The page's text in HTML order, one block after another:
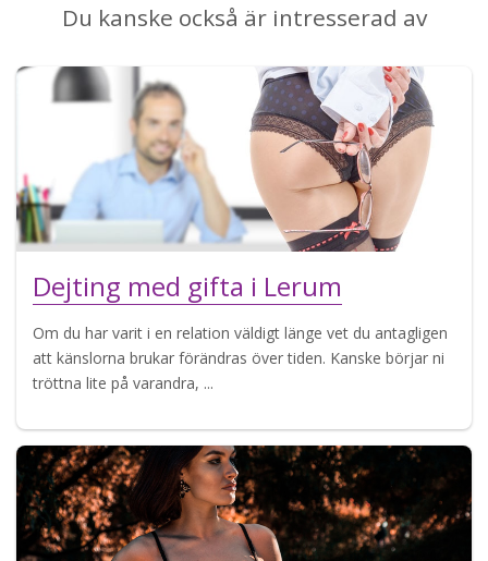
Du kanske också är intresserad av
Dejting med gifta i Lerum
Om du har varit i en relation väldigt länge vet du antagligen
att känslorna brukar förändras över tiden. Kanske börjar ni
tröttna lite på varandra, ...